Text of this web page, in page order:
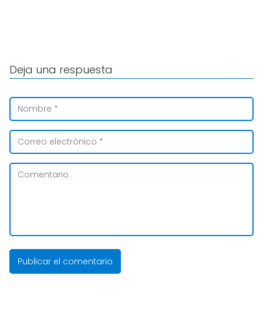
Deja una respuesta